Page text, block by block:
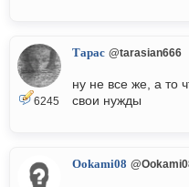
6245
Тарас @tarasian666
ну не все же, а то
свои нужды
Ookami08